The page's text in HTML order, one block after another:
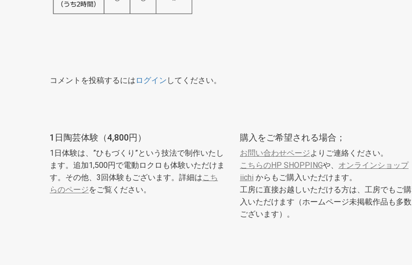
コメントを投稿するには ログイン してください。
1日陶芸体験（4,800円）
1日体験は、”ひもづくり”という技法で制作いたし
ます。追加1,500円で電動ロクロも体験いただけま
す。その他、3回体験もございます。詳細はこち
らのページをご覧ください。
購入をご希望される場合；
お問い合わせページよりご連絡ください。
こちらのHP SHOPPINGや、 オンラインショップ
iichi からもご購入いただけます。
工房に直接お越しいただける方は、工房でもご購
入いただけます（ホームページ未掲載作品も多数
ございます）。